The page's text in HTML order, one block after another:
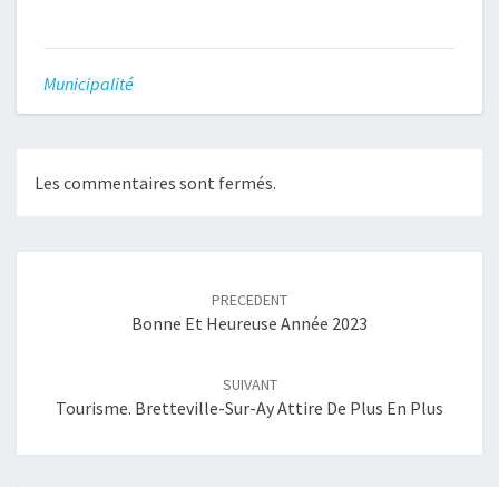
Municipalité
Les commentaires sont fermés.
PRECEDENT
Bonne Et Heureuse Année 2023
SUIVANT
Tourisme. Bretteville-Sur-Ay Attire De Plus En Plus